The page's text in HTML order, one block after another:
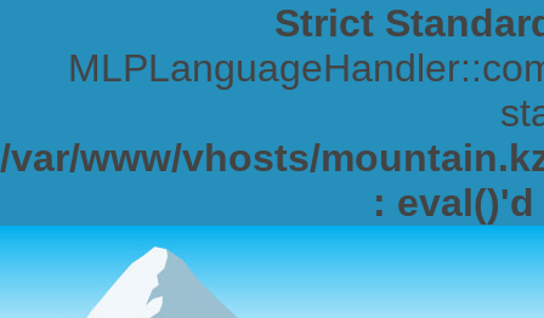
Strict
/var/www/vhosts/
: